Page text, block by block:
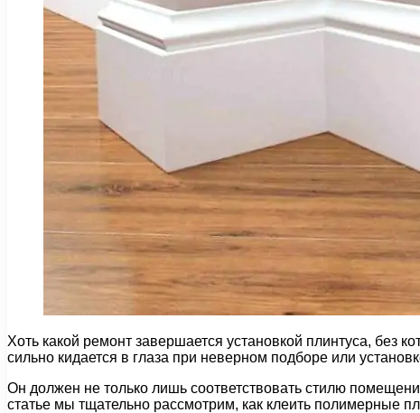
Хоть какой ремонт завершается установкой плинтуса, без
сильно кидается в глаза при неверном подборе или
Он должен не только лишь соответствовать стилю
статье мы тщательно рассмотрим, как клеить полимерные